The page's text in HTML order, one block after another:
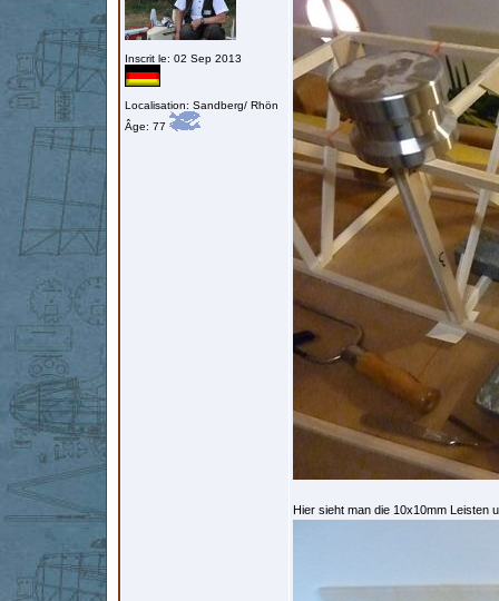
Inscrit le: 02 Sep 2013
Localisation: Sandberg/ Rhön
Âge: 77
Hier sieht man die 10x10mm Leisten